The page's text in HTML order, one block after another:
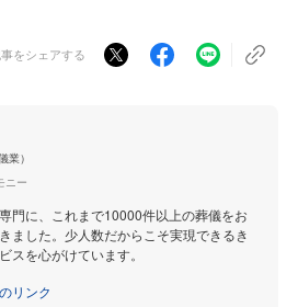
をシェアする
業）
ニー
門に、これまで10000件以上の葬儀をお
ました。少人数だからこそ実現できるき
スを心がけています。
リンク